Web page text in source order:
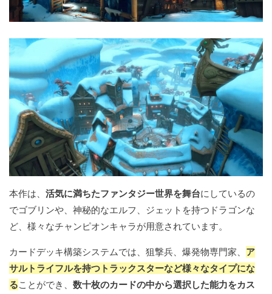
本作は、 活気に満ちたファンタジー世界を舞台にしているの
でゴブリンや、神秘的なエルフ、ジェットを持つドラゴンな
ど、様々なチャンピオンキャラが用意されています。
カードデッキ構築システムでは、狙撃兵、爆発物専門家、 ア
サルトライフルを持つトラックスターなど様々なタイプにな
ることができ、 数十枚のカードの中から選択した能力をカス